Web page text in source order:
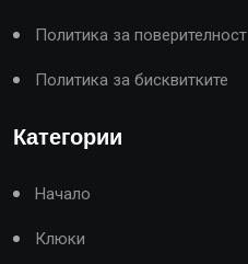
Политика за поверителност
Политика за бисквитките
Категории
Начало
Клюки